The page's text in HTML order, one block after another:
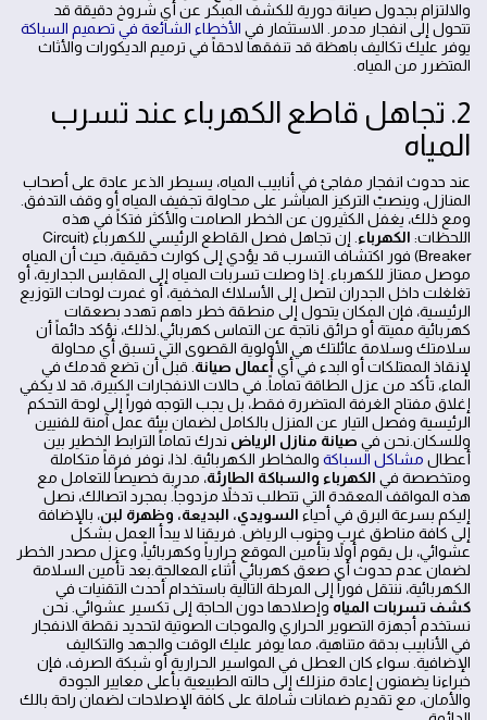
والالتزام بجدول صيانة دورية للكشف المبكر عن أي شروخ دقيقة قد
تتحول إلى انفجار مدمر. الاستثمار في الأخطاء الشائعة في تصميم السباكة
يوفر عليك تكاليف باهظة قد تنفقها لاحقاً في ترميم الديكورات والأثاث
المتضرر من المياه.
2. تجاهل قاطع الكهرباء عند تسرب
المياه
عند حدوث انفجار مفاجئ في أنابيب المياه، يسيطر الذعر عادة على أصحاب
المنازل، وينصبّ التركيز المباشر على محاولة تجفيف المياه أو وقف التدفق.
ومع ذلك، يغفل الكثيرون عن الخطر الصامت والأكثر فتكاً في هذه
اللحظات: الكهرباء
. إن تجاهل فصل القاطع الرئيسي للكهرباء (Circuit
Breaker) فور اكتشاف التسرب قد يؤدي إلى كوارث حقيقية، حيث أن المياه
موصل ممتاز للكهرباء. إذا وصلت تسربات المياه إلى المقابس الجدارية، أو
تغلغلت داخل الجدران لتصل إلى الأسلاك المخفية، أو غمرت لوحات التوزيع
الرئيسية، فإن المكان يتحول إلى منطقة خطر داهم تهدد بصعقات
كهربائية مميتة أو حرائق ناتجة عن التماس كهربائي.لذلك، نؤكد دائماً أن
سلامتك وسلامة عائلتك هي الأولوية القصوى التي تسبق أي محاولة
لإنقاذ الممتلكات أو البدء في أيأعمال صيانة . قبل أن تضع قدمك في
الماء، تأكد من عزل الطاقة تماماً. في حالات الانفجارات الكبيرة، قد لا يكفي
إغلاق مفتاح الغرفة المتضررة فقط، بل يجب التوجه فوراً إلى لوحة التحكم
الرئيسية وفصل التيار عن المنزل بالكامل لضمان بيئة عمل آمنة للفنيين
وللسكان.نحن في صيانة منازل الرياض ندرك تماماً الترابط الخطير بين
أعطال مشاكل السباكة والمخاطر الكهربائية. لذا، نوفر فرقاً متكاملة
ومتخصصة في الكهرباء والسباكة الطارئة، مدربة خصيصاً للتعامل مع
هذه المواقف المعقدة التي تتطلب تدخلاً مزدوجاً. بمجرد اتصالك، نصل
إليكم بسرعة البرق في أحياء السويدي، البديعة، وظهرة لبن، بالإضافة
إلى كافة مناطق غرب وجنوب الرياض. فريقنا لا يبدأ العمل بشكل
عشوائي، بل يقوم أولاً بتأمين الموقع حرارياً وكهربائياً، وعزل مصدر الخطر
لضمان عدم حدوث أي صعق كهربائي أثناء المعالجة.بعد تأمين السلامة
الكهربائية، ننتقل فوراً إلى المرحلة التالية باستخدام أحدث التقنيات في
كشف تسربات المياه وإصلاحها دون الحاجة إلى تكسير عشوائي. نحن
نستخدم أجهزة التصوير الحراري والموجات الصوتية لتحديد نقطة الانفجار
في الأنابيب بدقة متناهية، مما يوفر عليك الوقت والجهد والتكاليف
الإضافية. سواء كان العطل في المواسير الحرارية أو شبكة الصرف، فإن
خبراءنا يضمنون إعادة منزلك إلى حالته الطبيعية بأعلى معايير الجودة
والأمان، مع تقديم ضمانات شاملة على كافة الإصلاحات لضمان راحة بالك